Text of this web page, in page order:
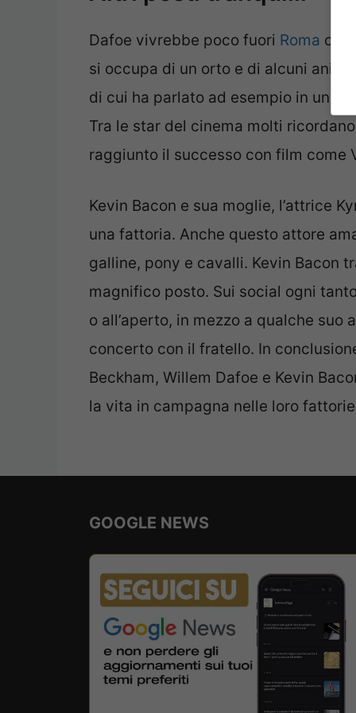
Dafoe vivrebbe poco fuori Roma con
si occupa di un orto e di alcuni
di cui ha parlato ad esempio in una
Tra le star del cinema molti
raggiunto il successo con film come
Kevin Bacon e sua moglie, l’attrice
una fattoria. Anche questo attore
galline, pony e cavalli. Kevin Bacon
magnifico posto. Sui social ogni
o all’aperto, in mezzo a qualche
concerto con il fratello. In
Beckham, Willem Dafoe e Kevin
la vita in campagna nelle loro
GOOGLE NEWS